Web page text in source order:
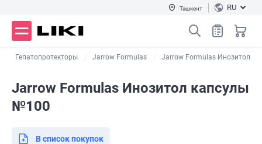
Ташкент RU
Гепатопротекторы Jarrow Formulas Jarrow Formulas Инозитол
Jarrow Formulas Инозитол капсулы
№100
В список покупок